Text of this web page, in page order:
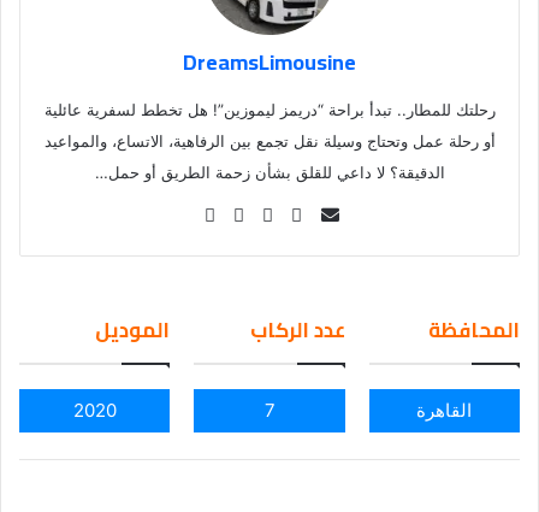
DreamsLimousine
رحلتك للمطار.. تبدأ براحة “دريمز ليموزين”! هل تخطط لسفرية عائلية
أو رحلة عمل وتحتاج وسيلة نقل تجمع بين الرفاهية، الاتساع، والمواعيد
الدقيقة؟ لا داعي للقلق بشأن زحمة الطريق أو حمل…
Se
ail
المحافظة
القاهرة
عدد الركاب
7
الموديل
2020